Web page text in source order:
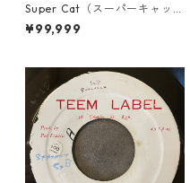
Super Cat（スーパーキャッ
ト） - Don Dada【7inch】
¥99,999